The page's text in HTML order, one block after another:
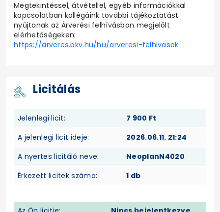
Megtekintéssel, átvétellel, egyéb információkkal
kapcsolatban kollégáink további tájékoztatást
nyújtanak az Árverési felhívásban megjelölt
elérhetőségeken:
https://arveres.bkv.hu/hu/arveresi-felhivasok
Licitálás
Jelenlegi licit:
7 900 Ft
A jelenlegi licit ideje:
2026.06.11. 21:24
A nyertes licitáló neve:
NeoplanN4020
Érkezett licitek száma:
1 db